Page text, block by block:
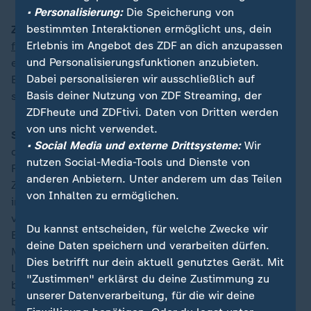
ZDFheute:Angesichtsder knapper werdenden
finanziellen Ressourcen , wie kann die UNO weiterhin
eine führende Rolle in der
Entwicklungszusammenarbeit und bei globalen Krisen
spielen?
Steiner:Die Herausforderungen werden immer größer,
die Komplexität wächst auch und gleichzeitig wird die
Finanzierung dieser Institutionen, die uns ja die
Zusammenarbeit international ermöglichen sollen,
immer knapper. Und vor allem in den letzten Jahren,
vor allem bei der internationalen
Entwicklungszusammenarbeit - enorme
Mittelkürzungen haben sich abgezeichnet und viele
Länder kürzen ihre Etats im Augenblick. Ob das jetzt
bei der klassischen Entwicklungszusammenarbeit ist,
bei der Klimapolitik. Und das schafft natürlich nicht
• Personalisierung:Die Speicherung von
bestimmten Interaktionen ermöglicht uns, dein
Erlebnis im Angebot des ZDF an dich anzupassen
und Personalisierungsfunktionen anzubieten.
Dabei personalisieren wir ausschließlich auf
Basis deiner Nutzung von ZDF Streaming, der
ZDFheute und ZDFtivi. Daten von Dritten werden
von uns nicht verwendet.
• Social Media und externe Drittsysteme:Wir
nutzen Social-Media-Tools und Dienste von
anderen Anbietern. Unter anderem um das Teilen
von Inhalten zu ermöglichen.
Du kannst entscheiden, für welche Zwecke wir
deine Daten speichern und verarbeiten dürfen.
Dies betrifft nur dein aktuell genutztes Gerät. Mit
"Zustimmen" erklärst du deine Zustimmung zu
unserer Datenverarbeitung, für die wir deine